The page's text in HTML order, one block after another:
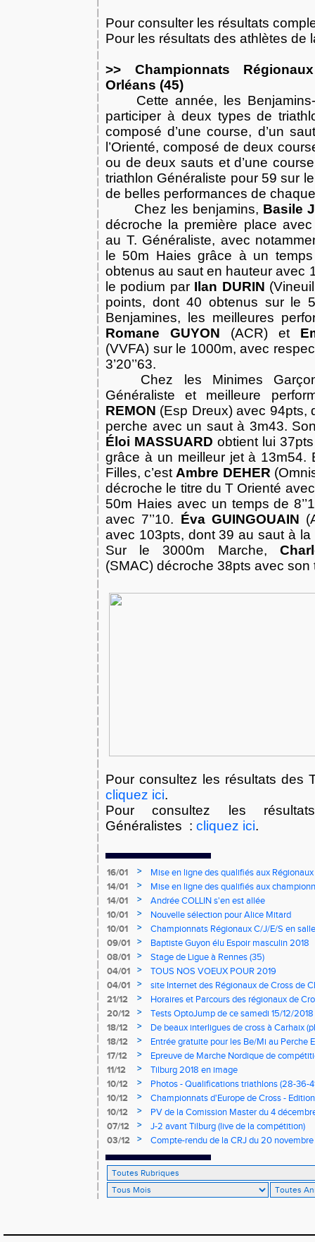
Pour consulter les résultats
Pour les résultats des athlètes de
>> Championnats
Orléans (45)
Cette année, les
participer à deux types de
composé d’une course, d’un
l’Orienté, composé de deux
ou de deux sauts et d’une
triathlon Généraliste pour 59 sur
de belles performances de
Chez les benjamins, Basile
décroche la première place
au T. Généraliste, avec
le 50m Haies grâce à un temps
obtenus au saut en hauteur avec
le podium par Ilan DURIN
points, dont 40 obtenus sur le
Benjamines, les meilleures
Romane GUYON (ACR) et
(VVFA) sur le 1000m, avec
3’20’’63.
Chez les Minimes
Généraliste et meilleure
REMON (Esp Dreux) avec 94pts,
perche avec un saut à 3m43.
Éloi MASSUARD obtient lui
grâce à un meilleur jet à 13m54.
Filles, c’est Ambre DEHER
décroche le titre du T Orienté
50m Haies avec un temps de
avec 7’’10. Éva GUINGOUAIN
avec 103pts, dont 39 au saut à
Sur le 3000m Marche,
(SMAC) décroche 38pts avec son
Pour consultez les résultats des
cliquez ici.
Pour consultez les résultats
Généralistes : cliquez ici.
16/01 >
Mise en ligne des qualifiés aux
14/01
>
Mise en ligne des qualifiés aux
14/01
>
Andrée COLLIN s'en est allée
10/01
>
Nouvelle sélection pour Alice Mitard
10/01
>
Championnats Régionaux C/J/E/S en
mercredi à 9h00
09/01 >
Baptiste Guyon élu Espoir masculin 2018
08/01
>
Stage de Ligue à Rennes (35)
04/01
>
TOUS NOS VOEUX POUR 2019
04/01
>
site Internet des Régionaux de Cross de
21/12
>
Horaires et Parcours des régionaux de
20/12
>
Tests OptoJump de ce samedi 15/12/2018
18/12
>
De beaux interligues de cross à Carhaix
18/12
>
Entrée gratuite pour les Be/Mi au Perche
17/12
>
Epreuve de Marche Nordique de
de cross du Loir et Cher
11/12 >
Tilburg 2018 en image
10/12
>
Photos - Qualifications triathlons (28-36-
10/12
>
Championnats d'Europe de Cross -
10/12
>
PV de la Comission Master du 4
07/12
>
J-2 avant Tilburg (live de la compétition)
03/12
> Compte-rendu de la CRJ du 20 novembre